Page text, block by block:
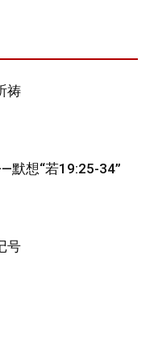
祷
默想“若19:25-34”
号